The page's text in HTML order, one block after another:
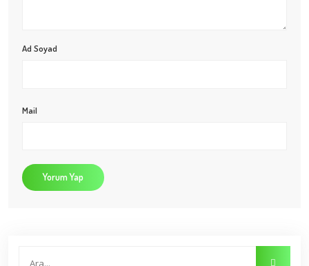
Ad Soyad
Mail
Yorum Yap